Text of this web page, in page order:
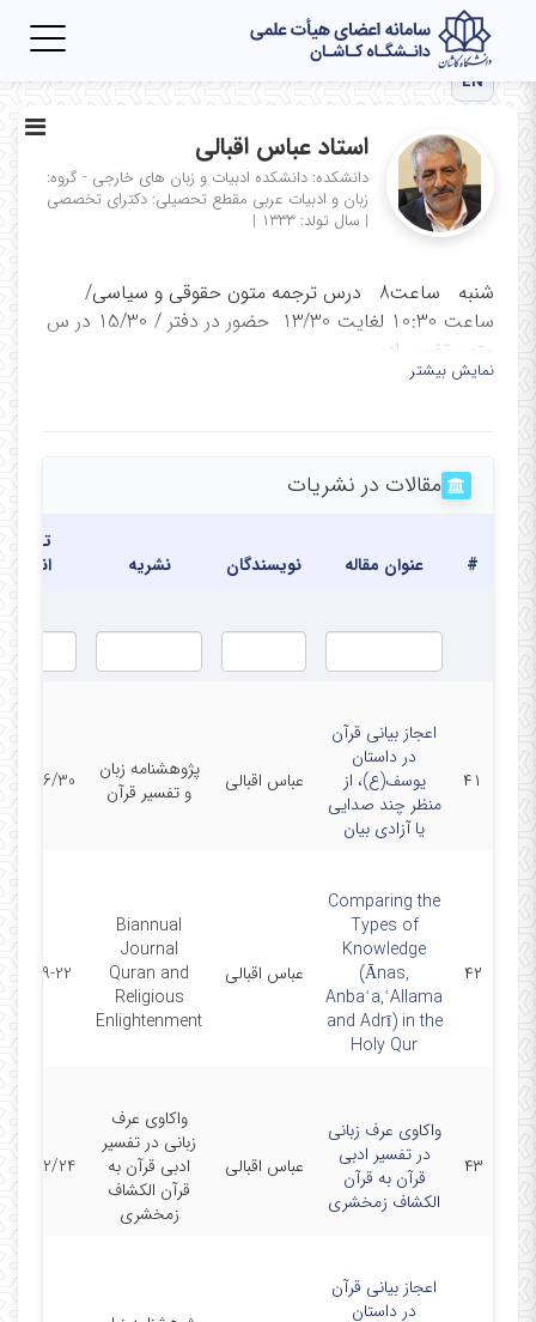
EN
استاد عباس اقبالی
دانشکده: دانشکده ادبیات و زبان های خارجی - گروه:
زبان و ادبیات عربی مقطع تحصیلی: دکترای تخصصی
| سال تولد: ۱۳۳۳ |
شنبه ساعت8 درس ترجمه متون حقوقی و سیاسی/
ساعت 10:30 لغایت 13/30 حضور در دفتر / 15/30 در س
متون تفسیر ادبی
حضور در دفتر / جلسات شورای گروه
در دفتر
نمایش بیشتر
مقالات در نشریات
# عنوان مقاله نویسندگان نشریه
تاریخ
انتشار
۴۱
اعجاز بیانی قرآن
در داستان
یوسف(ع)، از
منظر چند صدایی
یا آزادی بیان
عباس اقبالی
پژوهشنامه زبان
و تفسیر قرآن
06/30
۴۲
Comparing the
Types of
Knowledge
(Ānas,
Anbaʿa,ʿAllama
and Adrī) in the
Holy Qur
عباس اقبالی
Biannual
Journal
Quran and
Religious
Enlightenment
09-22
۴۳
واکاوی عرف زبانی
در تفسیر ادبی
قرآن به قرآن
الکشاف زمخشری
عباس اقبالی
واکاوی عرف
زبانی در تفسیر
ادبی قرآن به
قرآن الکشاف
زمخشری
12/24
اعجاز بیانی قرآن
در داستان